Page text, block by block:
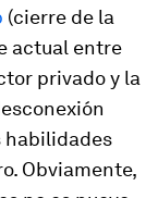
(cierre de la
actual entre
privado y la
habilidades
Obviamente,